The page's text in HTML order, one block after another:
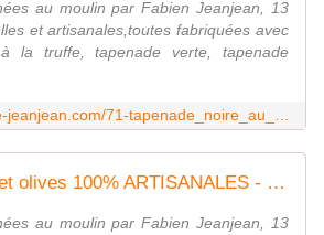
au moulin par Fabien Jeanjean, 13
et artisanales,toutes fabriquées avec
à la truffe, tapenade verte, tapenade
Nos Tapenades et olives 100% ARTISANALES - OLIVERAIE JEANJEAN - MOULIN DES COSTIERES NIMES
au moulin par Fabien Jeanjean, 13